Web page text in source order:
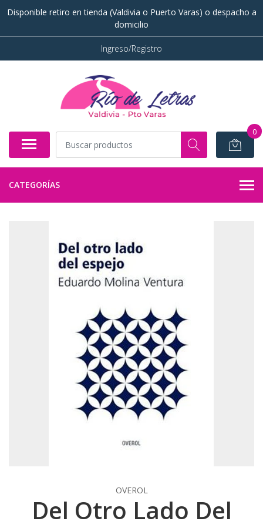
Disponible retiro en tienda (Valdivia o Puerto Varas) o despacho a
domicilio
Ingreso/Registro
0
CATEGORÍAS
OVEROL
Del Otro Lado Del